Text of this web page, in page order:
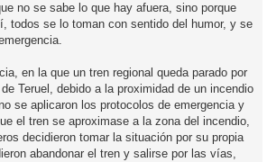
no se sabe lo que hay afuera, sino porque
todos se lo toman con sentido del humor, y se
en la que un tren regional queda parado por
Teruel, debido a la proximidad de un incendio
se aplicaron los protocolos de emergencia y
el tren se aproximase a la zona del incendio,
decidieron tomar la situación por su propia
abandonar el tren y salirse por las vías,